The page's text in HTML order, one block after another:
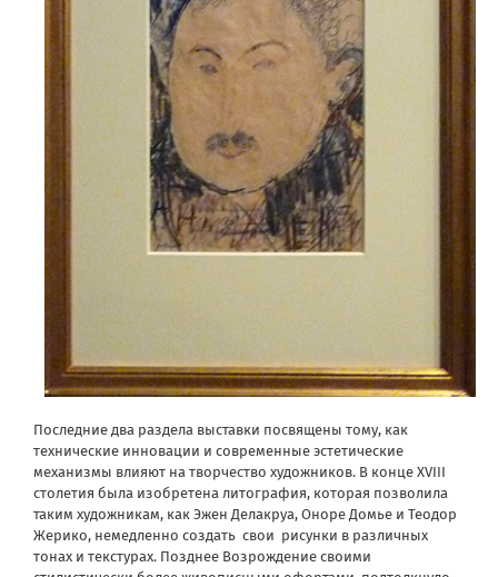
Последние два раздела выставки посвящены тому, как
технические инновации и современные эстетические
механизмы влияют на творчество художников. В конце XVIII
столетия была изобретена литография, которая позволила
таким художникам, как Эжен Делакруа, Оноре Домье и Теодор
Жерико, немедленно создать свои рисунки в различных
тонах и текстурах. Позднее Возрождение своими